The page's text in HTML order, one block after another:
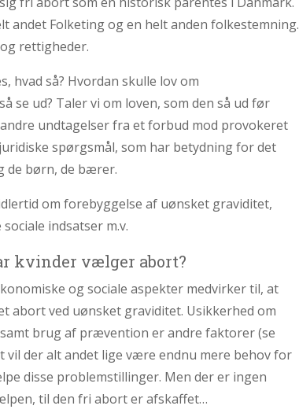
andet Folketing og en helt anden folkestemning.
rettigheder.
hvad så? Hvordan skulle lov om
se ud? Taler vi om loven, som den så ud før
undtagelser fra et forbud mod provokeret
spørgsmål, som har betydning for det
de børn, de bærer.
om forebyggelse af uønsket graviditet,
indsatser m.v.
kvinder vælger abort?
og sociale aspekter medvirker til, at
abort ved uønsket graviditet. Usikkerhed om
brug af prævention er andre faktorer (se
vil der alt andet lige være endnu mere behov for
disse problemstillinger. Men der er ingen
til den fri abort er afskaffet…